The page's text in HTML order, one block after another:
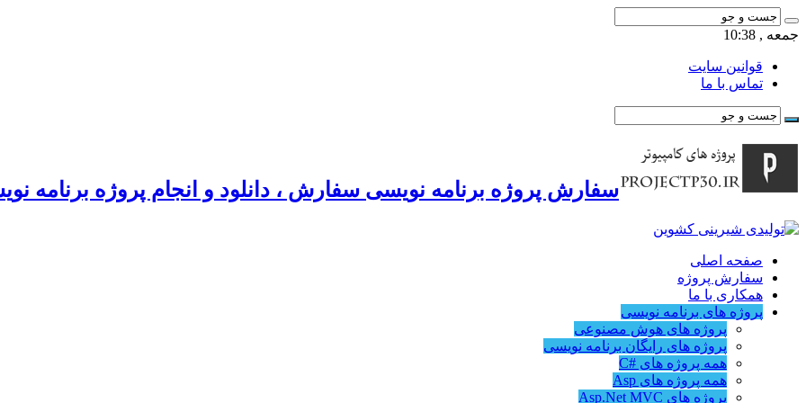
جمعه , 10:38
قوانین سایت
تماس با ما
سفارش پروژه برنامه نویسی سفارش ، دانلود و انجام پروژه برنامه
صفحه اصلی
سفارش پروژه
همکاری با ما
پروژه های برنامه نویسی
پروژه های هوش مصنوعی
پروژه های رایگان برنامه نویسی
همه پروژه های #C
همه پروژه های Asp
پروژه های Asp.Net MVC